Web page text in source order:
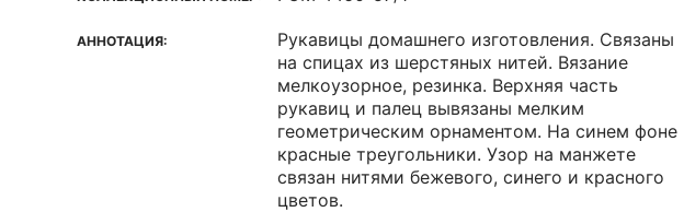
АННОТАЦИЯ:
Рукавицы домашнего изготовления. Связаны
на спицах из шерстяных нитей. Вязание
мелкоузорное, резинка. Верхняя часть
рукавиц и палец вывязаны мелким
геометрическим орнаментом. На синем фоне
красные треугольники. Узор на манжете
связан нитями бежевого, синего и красного
цветов.